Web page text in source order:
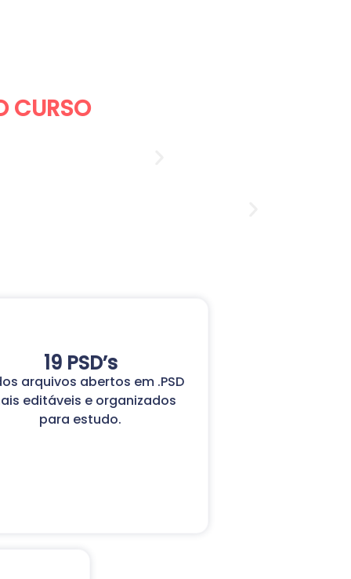
CURSO
19 PSD’s
arquivos abertos em .PSD
editáveis e organizados
para estudo.